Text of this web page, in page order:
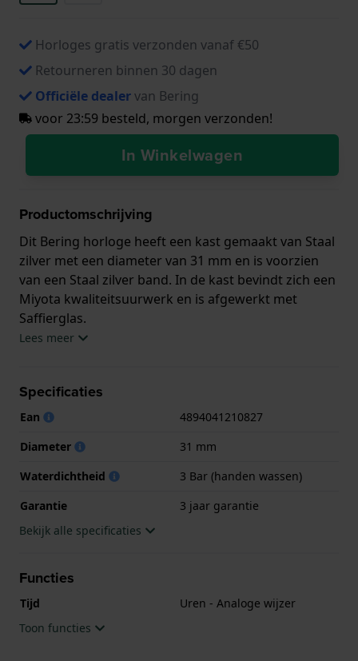
Horloges gratis verzonden vanaf €50
Retourneren binnen 30 dagen
Officiële dealervan Bering
voor 23:59 besteld, morgen verzonden!
In Winkelwagen
Productomschrijving
Dit Bering horloge heeft een kast gemaakt van Staal
zilver met een diameter van 31 mm en is voorzien
van een Staal zilver band. In de kast bevindt zich een
Miyota kwaliteitsuurwerk en is afgewerkt met
Saffierglas.
geleverd met 3 jaar garantie.
Lees meer
Specificaties
Ean
4894041210827
Diameter
31 mm
Waterdichtheid
3 Bar (handen wassen)
Garantie
3 jaar garantie
Bekijk alle specificaties
Functies
Tijd
Uren - Analoge wijzer
Toon functies